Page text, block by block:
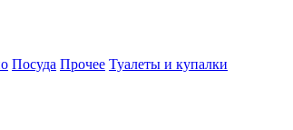
Посуда Прочее Туалеты и купалки